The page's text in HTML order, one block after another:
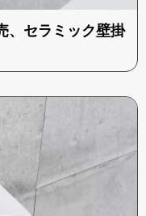
、セラミック壁掛